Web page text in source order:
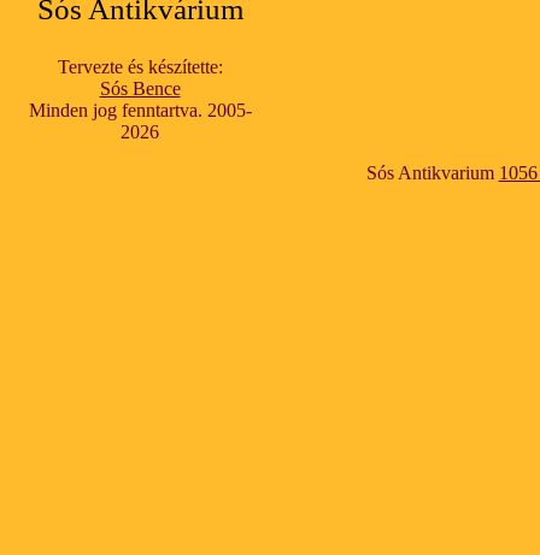
Sós Antikvárium
Tervezte és készítette:
Sós Bence
Minden jog fenntartva. 2005-
2026
Sós Antikvarium